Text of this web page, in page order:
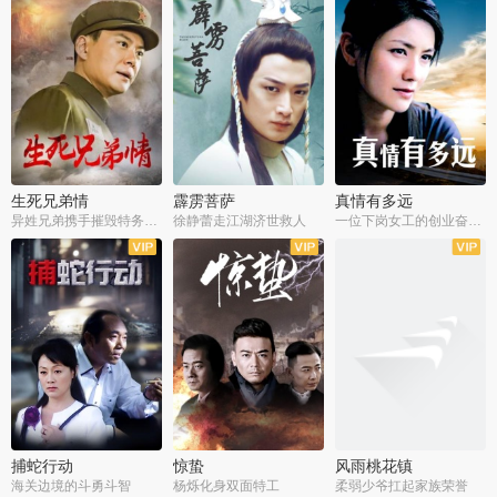
生死兄弟情
异姓兄弟携手摧毁特务阴谋
霹雳菩萨
徐静蕾走江湖济世救人
真情有多远
一位下岗女工的创业奋斗史
全22集
捕蛇行动
海关边境的斗勇斗智
全39集
惊蛰
杨烁化身双面特工
风雨桃花镇
柔弱少爷扛起家族荣誉